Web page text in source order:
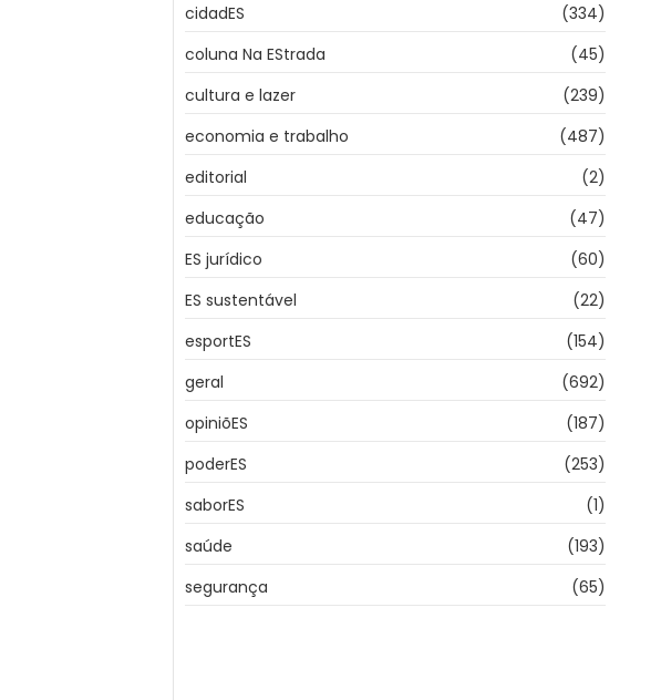
cidadES
(334)
coluna Na EStrada
(45)
cultura e lazer
(239)
economia e trabalho
(487)
editorial
(2)
educação
(47)
ES jurídico
(60)
ES sustentável
(22)
esportES
(154)
geral
(692)
opiniõES
(187)
poderES
(253)
saborES
(1)
saúde
(193)
segurança
(65)